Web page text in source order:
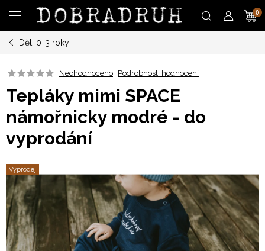
obsah
Děti 0-3 roky
Neohodnoceno Podrobnosti hodnocení
Tepláky mimi SPACE
námořnicky modré - do
vyprodání
Výprodej